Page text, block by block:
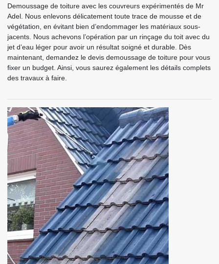
Demoussage de toiture avec les couvreurs expérimentés de Mr
Adel. Nous enlevons délicatement toute trace de mousse et de
végétation, en évitant bien d’endommager les matériaux sous-
jacents. Nous achevons l’opération par un rinçage du toit avec du
jet d’eau léger pour avoir un résultat soigné et durable. Dès
maintenant, demandez le devis demoussage de toiture pour vous
fixer un budget. Ainsi, vous saurez également les détails complets
des travaux à faire.